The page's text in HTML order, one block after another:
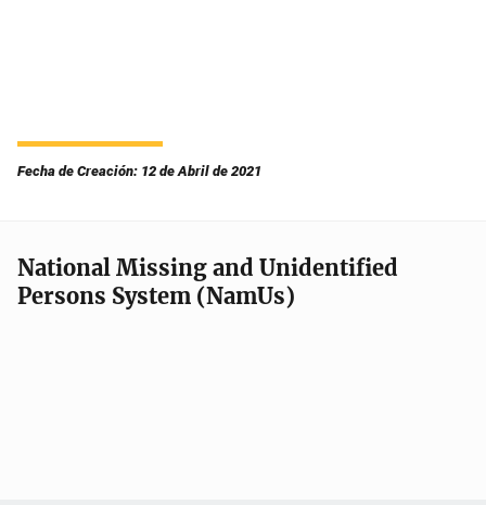
Fecha de Creación: 12 de Abril de 2021
National Missing and Unidentified
Persons System (NamUs)